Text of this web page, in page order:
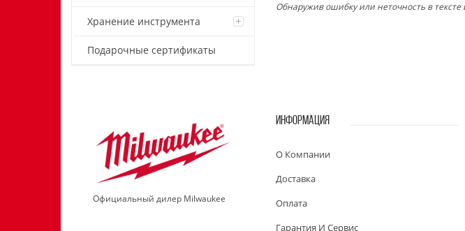
Хранение инструмента
Подарочные сертификаты
Обнаружив ошибку или неточность в
Официальный дилер Milwaukee
ИНФОРМАЦИЯ
О Компании
Доставка
Оплата
Гарантия И Сервис